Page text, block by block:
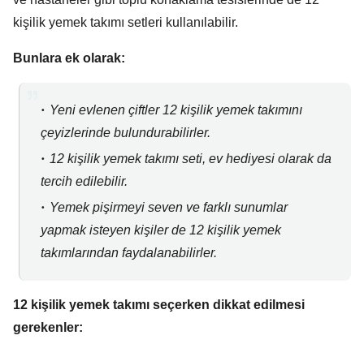
kişilik yemek takımı setleri kullanılabilir.
Bunlara ek olarak:
Yeni evlenen çiftler 12 kişilik yemek takımını
çeyizlerinde bulundurabilirler.
12 kişilik yemek takımı seti, ev hediyesi olarak da
tercih edilebilir.
Yemek pişirmeyi seven ve farklı sunumlar
yapmak isteyen kişiler de 12 kişilik yemek
takımlarından faydalanabilirler.
12 kişilik yemek takımı seçerken dikkat edilmesi
gerekenler: